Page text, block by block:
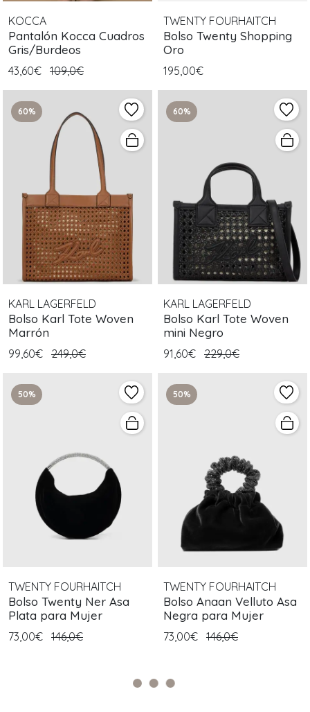
KOCCA
Pantalón Kocca Cuadros
Gris/Burdeos
43,60€ 109,0€
TWENTY FOURHAITCH
Bolso Twenty Shopping
Oro
195,00€
60%
KARL LAGERFELD
Bolso Karl Tote Woven
Marrón
99,60€ 249,0€
60%
KARL LAGERFELD
Bolso Karl Tote Woven
mini Negro
91,60€ 229,0€
50%
TWENTY FOURHAITCH
Bolso Twenty Ner Asa
Plata para Mujer
73,00€ 146,0€
50%
TWENTY FOURHAITCH
Bolso Anaan Velluto Asa
Negra para Mujer
73,00€ 146,0€